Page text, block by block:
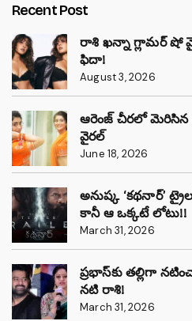
Recent Post
రాశి ఖన్నా గ్లామర్ షో
ఫిదా!
August 3, 2026
ఆరెంజ్ చీరలో మెరిసిన
వైరల్
June 18, 2026
అనుష్క ‘కథనార్’
కానీ ఆ ఒక్కటే లోటు!!
March 31, 2026
ప్రభాస్‌కు తల్లిగా
నటి రాశి!
March 31, 2026